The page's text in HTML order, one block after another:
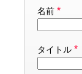
名前 *
タイトル *